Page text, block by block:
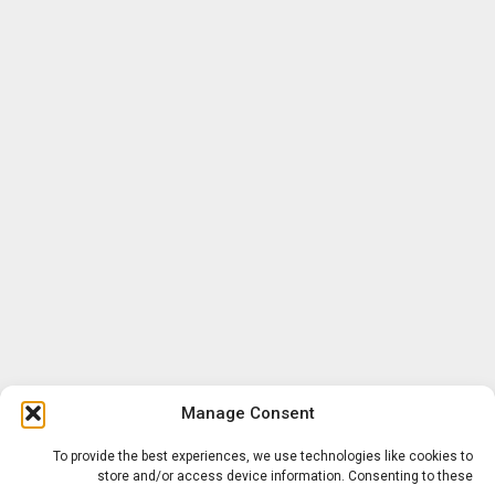
Manage Consent
To provide the best experiences, we use technologies like cookies to
store and/or access device information. Consenting to these